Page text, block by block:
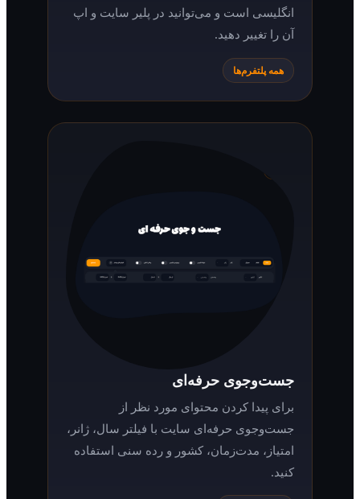
انگلیسی است و می‌توانید در پلیر سایت و اپ
آن را تغییر دهید.
همه پلتفرم‌ها
جست‌وجوی حرفه‌ای
برای پیدا کردن محتوای مورد نظر از
جست‌وجوی حرفه‌ای سایت با فیلتر سال، ژانر،
امتیاز، مدت‌زمان، کشور و رده سنی استفاده